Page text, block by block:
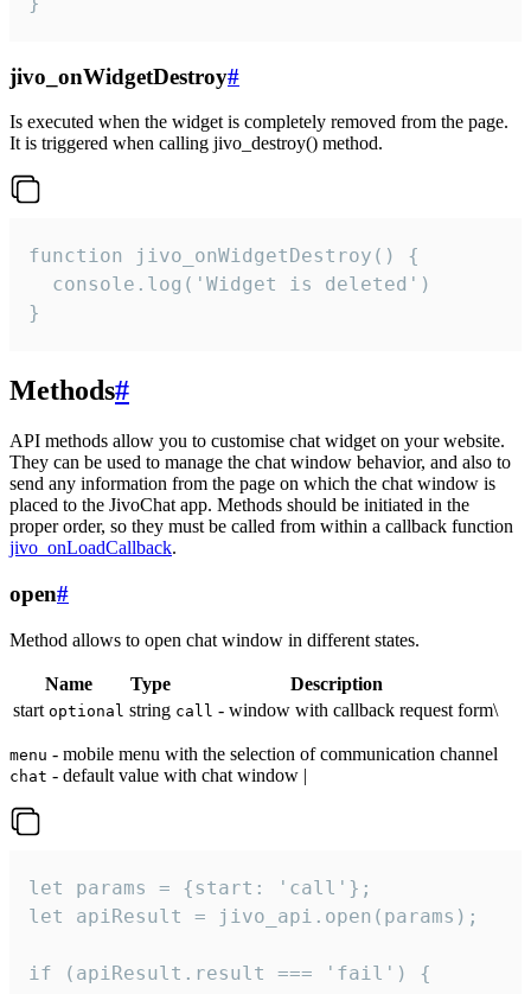
jivo_onWidgetDestroy#
Is executed when the widget is completely removed from the page.
It is triggered when calling jivo_destroy() method.
function jivo_onWidgetDestroy() {
  console.log('Widget is deleted')
}
Methods#
API methods allow you to customise chat widget on your website.
They can be used to manage the chat window behavior, and also to
send any information from the page on which the chat window is
placed to the JivoChat app. Methods should be initiated in the
proper order, so they must be called from within a callback function
jivo_onLoadCallback.
open#
Method allows to open chat window in different states.
Name Type
Description
start optional string call - window with callback request form\
menu - mobile menu with the selection of communication channel
chat - default value with chat window |
let params = {start: 'call'};
let apiResult = jivo_api.open(params);
if (apiResult.result === 'fail') {